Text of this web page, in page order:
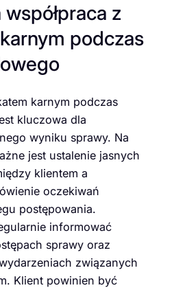
z
podczas
karnym podczas
kluczowa dla
wyniku sprawy. Na
jest ustalenie jasnych
klientem a
oczekiwań
postępowania.
informować
sprawy oraz
związanych
Klient powinien być